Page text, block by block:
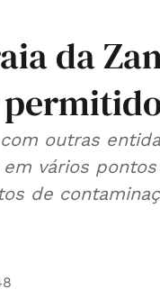
da
outras
vários
de